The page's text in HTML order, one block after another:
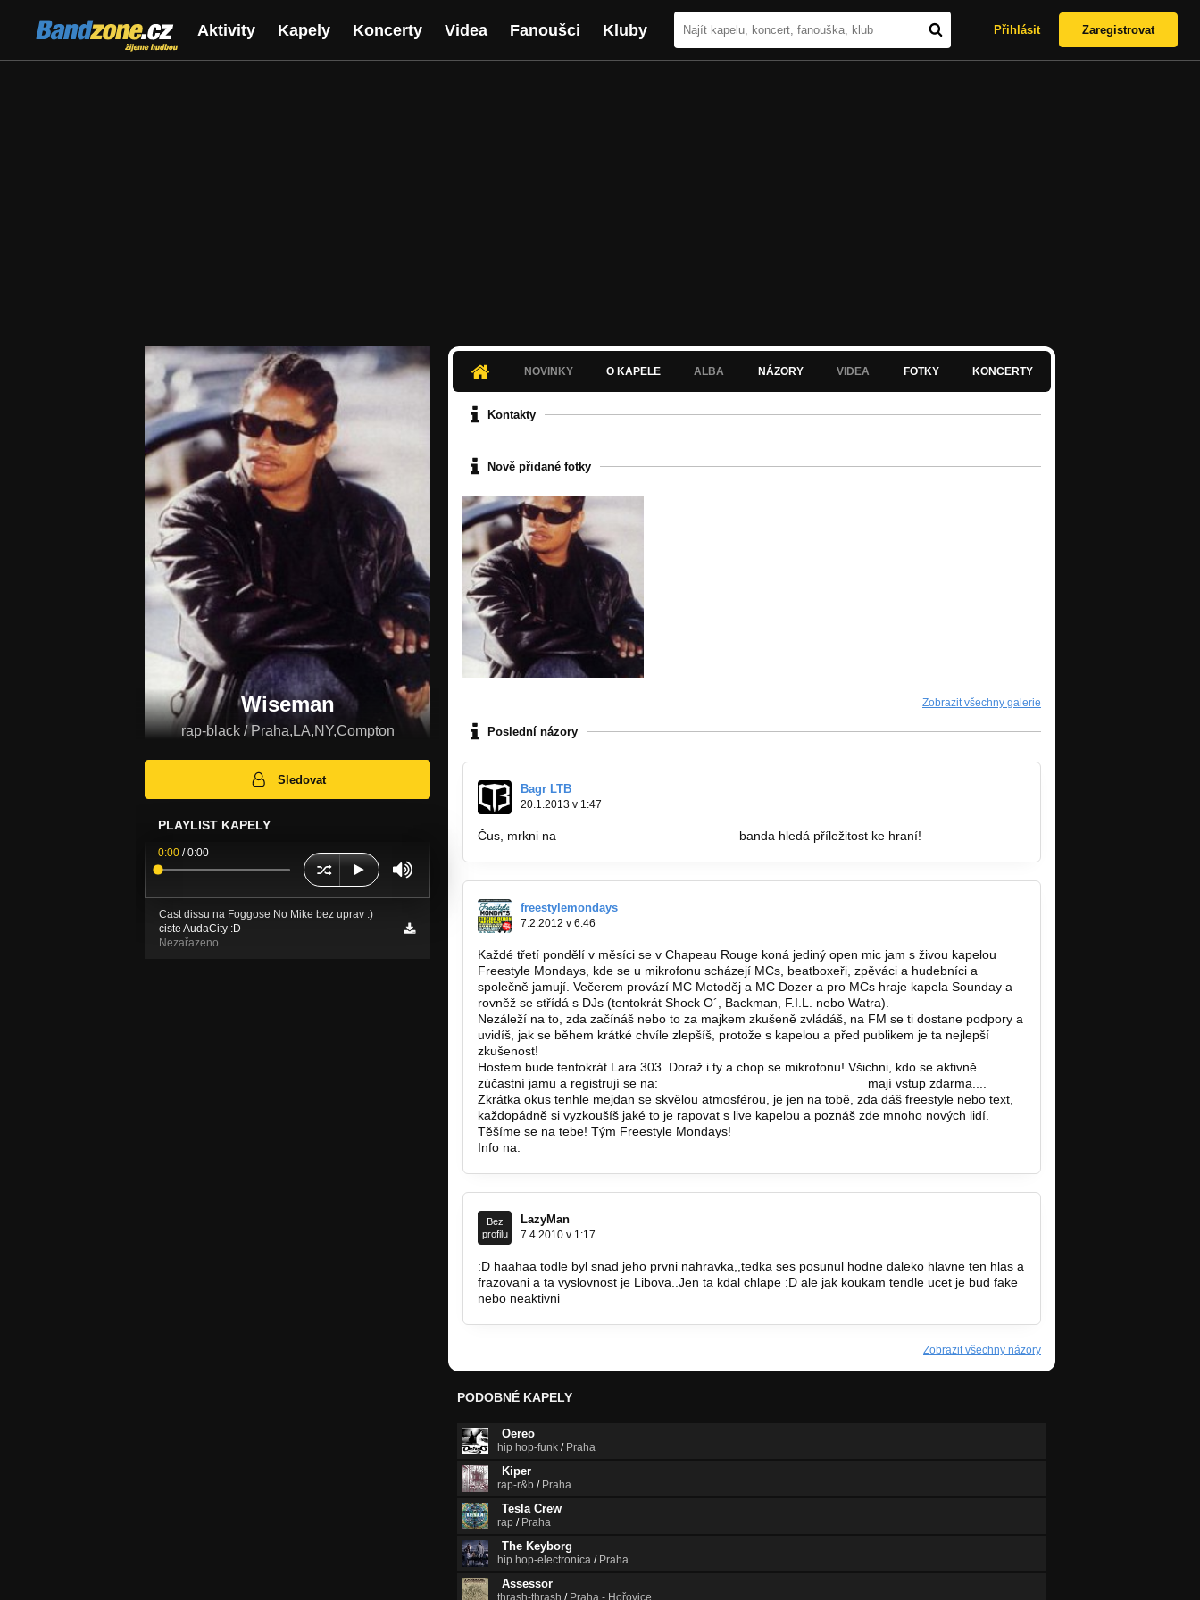
Bandzone.cz
žijeme hudbou
Aktivity Kapely Koncerty Videa Fanoušci Kluby Přihlásit Zaregistrovat
Wiseman
rap-black / Praha,LA,NY,Compton
Sledovat
PLAYLIST KAPELY
0:00 /0:00
Cast dissu na Foggose No Mike bez uprav :)
ciste AudaCity :D
Nezařazeno
NOVINKY O KAPELE ALBA NÁZORY VIDEA FOTKY KONCERTY
Kontakty
Nově přidané fotky
Zobrazit všechny galerie
Poslední názory
Bagr LTB
20.1.2013 v 1:47
Čus, mrkni na banda hledá příležitost ke hraní!
freestylemondays
7.2.2012 v 6:46
Každé třetí pondělí v měsíci se v Chapeau Rouge koná jediný open mic jam s živou kapelou
Freestyle Mondays, kde se u mikrofonu scházejí MCs, beatboxeři, zpěváci a hudebníci a
společně jamují. Večerem provází MC Metoděj a MC Dozer a pro MCs hraje kapela Sounday a
rovněž se střídá s DJs (tentokrát Shock O´, Backman, F.I.L. nebo Watra).
Nezáleží na to, zda začínáš nebo to za majkem zkušeně zvládáš, na FM se ti dostane podpory a
uvidíš, jak se během krátké chvíle zlepšíš, protože s kapelou a před publikem je ta nejlepší
zkušenost!
Hostem bude tentokrát Lara 303. Doraž i ty a chop se mikrofonu! Všichni, kdo se aktivně
zúčastní jamu a registrují se na:
mají vstup zdarma....
Zkrátka okus tenhle mejdan se skvělou atmosférou, je jen na tobě, zda dáš freestyle nebo text,
každopádně si vyzkoušíš jaké to je rapovat s live kapelou a poznáš zde mnoho nových lidí.
Těšíme se na tebe! Tým Freestyle Mondays!
Info na:
Bez
profilu
LazyMan
7.4.2010 v 1:17
:D haahaa todle byl snad jeho prvni nahravka,,tedka ses posunul hodne daleko hlavne ten hlas a
frazovani a ta vyslovnost je Libova..Jen ta kdal chlape :D ale jak koukam tendle ucet je bud fake
nebo neaktivni
Zobrazit všechny názory
PODOBNÉ KAPELY
Oereo
hip hop-funk / Praha
Kiper
rap-r&b / Praha
Tesla Crew
rap / Praha
The Keyborg
hip hop-electronica / Praha
Assessor
thrash-thrash / Praha - Hořovice